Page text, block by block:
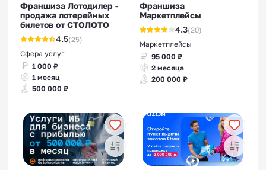
Франшиза Лотодилер -
продажа лотерейных
билетов от СТОЛОТО
4.5(25)
Сфера услуг
1 000 ₽
1 месяц
500 000 ₽
Франшиза
Маркетплейсы
4.3(20)
Маркетплейсы
95 000 ₽
2 месяца
200 000 ₽